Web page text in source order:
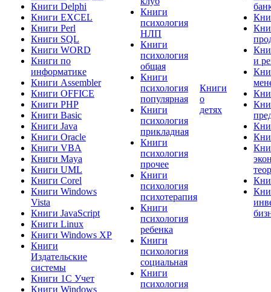
Книги Delphi
Книги EXCEL
Книги Perl
Книги SQL
Книги WORD
Книги по
информатике
Книги Assembler
Книги OFFICE
Книги PHP
Книги Basic
Книги Java
Книги Oracle
Книги VBA
Книги Maya
Книги UML
Книги Corel
Книги Windows
Vista
Книги JavaScript
Книги Linux
Книги Windows XP
Книги
Издательские
системы
Книги 1C Учет
Книги Windows
Книги
психология
НЛП
Книги
психология
общая
Книги
психология
популярная
Книги
психология
прикладная
Книги
психология
прочее
Книги
психология
психотерапия
Книги
психология
ребенка
Книги
психология
социальная
Книги
психология
Книги
о
детях
и